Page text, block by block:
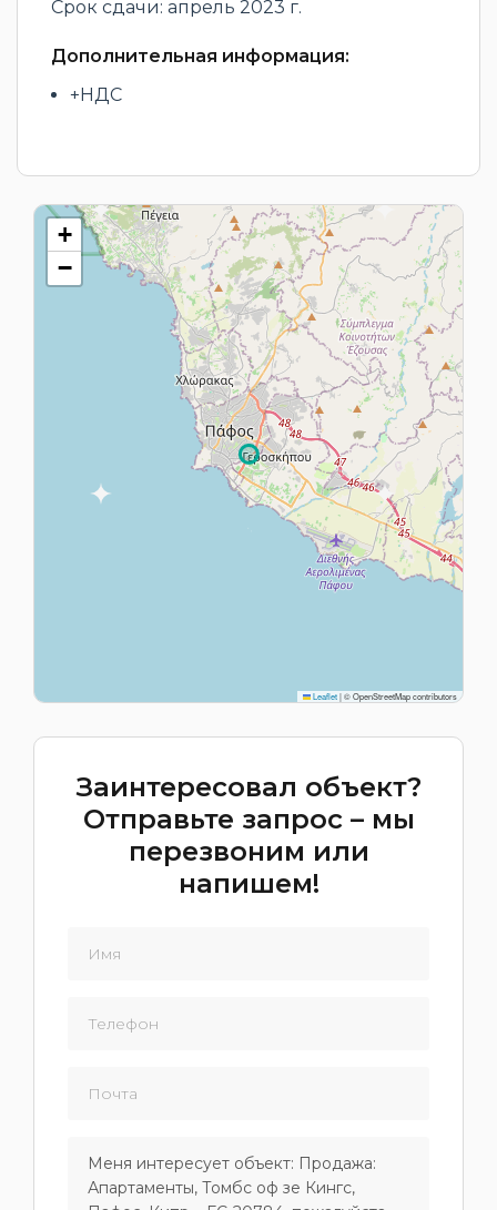
Срок сдачи: апрель 2023 г.
Дополнительная информация:
+НДС
+
−
Leaflet|© OpenStreetMap contributors
Заинтересовал объект?
Отправьте запрос – мы
перезвоним или
напишем!